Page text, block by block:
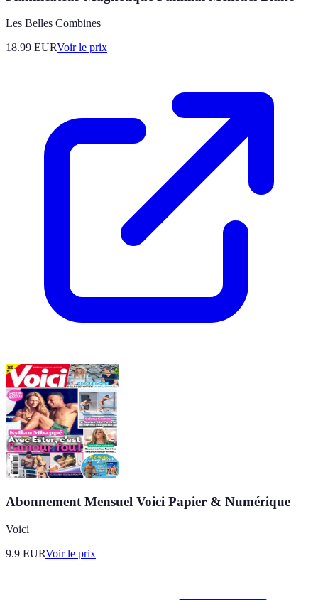
Les Belles Combines
18.99 EURVoir le prix
Abonnement Mensuel Voici Papier & Numérique
Voici
9.9 EURVoir le prix